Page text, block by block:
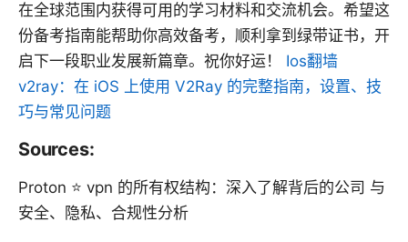
在全球范围内获得可用的学习材料和交流机会。希望这
份备考指南能帮助你高效备考，顺利拿到绿带证书，开
启下一段职业发展新篇章。祝你好运！ Ios翻墙
v2ray：在 iOS 上使用 V2Ray 的完整指南，设置、技
巧与常见问题
Sources:
Proton ⭐ vpn 的所有权结构：深入了解背后的公司 与
安全、隐私、合规性分析